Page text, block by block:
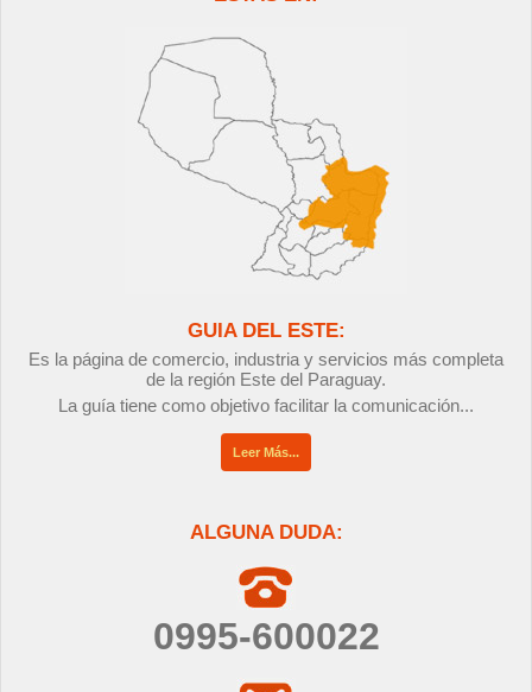
GUIA DEL ESTE:
Es la página de comercio, industria y servicios más completa
de la región Este del Paraguay.
La guía tiene como objetivo facilitar la comunicación...
Leer Más...
ALGUNA DUDA:
0995-600022